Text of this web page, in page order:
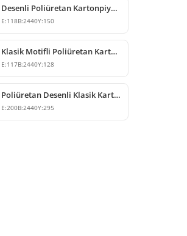
Desenli Poliüretan Kartonpiyer Tavan Profil Çeşitleri
E:118B:2440Y:150
Klasik Motifli Poliüretan Kartonpiyer Tavan Dekoru
E:117B:2440Y:128
Poliüretan Desenli Klasik Kartonpiyer Modeli
E:200B:2440Y:295